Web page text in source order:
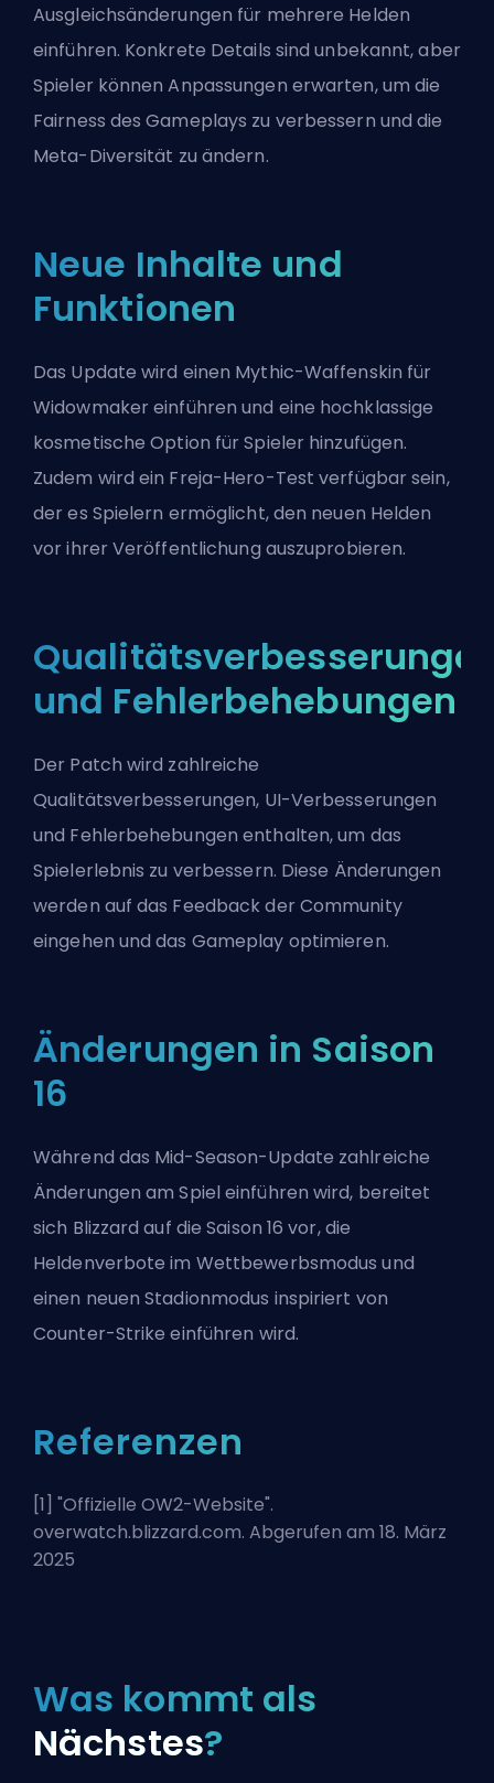
Ausgleichsänderungen für mehrere Helden
einführen. Konkrete Details sind unbekannt, aber
Spieler können Anpassungen erwarten, um die
Fairness des Gameplays zu verbessern und die
Meta-Diversität zu ändern.
Neue Inhalte und
Funktionen
Das Update wird einen Mythic-Waffenskin für
Widowmaker einführen und eine hochklassige
kosmetische Option für Spieler hinzufügen.
Zudem wird ein Freja-Hero-Test verfügbar sein,
der es Spielern ermöglicht, den neuen Helden
vor ihrer Veröffentlichung auszuprobieren.
und Fehlerbehebungen
Der Patch wird zahlreiche
Qualitätsverbesserungen, UI-Verbesserungen
und Fehlerbehebungen enthalten, um das
Spielerlebnis zu verbessern. Diese Änderungen
werden auf das Feedback der Community
eingehen und das Gameplay optimieren.
Änderungen in Saison
16
Während das Mid-Season-Update zahlreiche
Änderungen am Spiel einführen wird, bereitet
sich Blizzard auf dieSaison 16 vor, die
Heldenverbote im Wettbewerbsmodus und
einen neuen Stadionmodus inspiriert von
Counter-Strike einführen wird.
Referenzen
[1] "Offizielle OW2-Website".
overwatch.blizzard.com. Abgerufen am 18. März
2025
Was kommt als
Nächstes?